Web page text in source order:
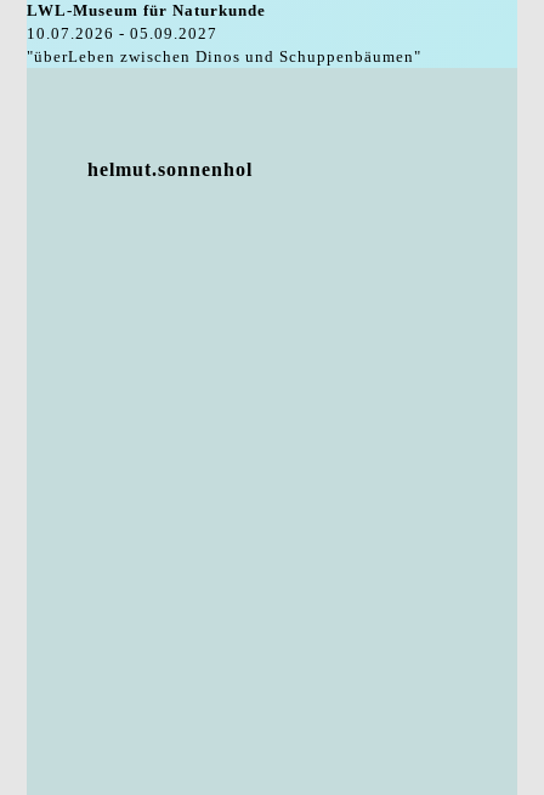
LWL-Museum für Naturkunde
10.07.2026 - 05.09.2027
"überLeben zwischen Dinos und Schuppenbäumen"
helmut.sonnenhol